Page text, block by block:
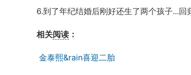
6.到了年纪结婚后刚好还生了两个孩子...
相关阅读 ：
金泰熙&rain喜迎二胎